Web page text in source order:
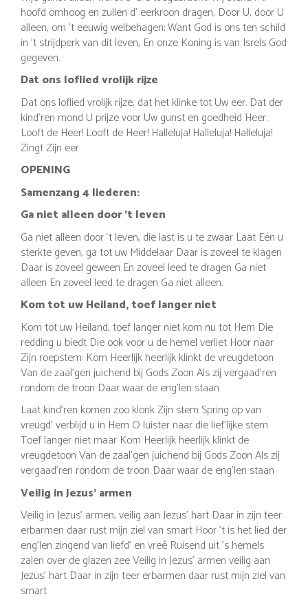
hoofd omhoog en zullen d' eerkroon dragen, Door U, door U
alleen, om 't eeuwig welbehagen; Want God is ons ten schild
in 't strijdperk van dit leven, En onze Koning is van Isrels God
gegeven.
Dat ons loflied vrolijk rijze
Dat ons loflied vrolijk rijze, dat het klinke tot Uw eer. Dat der
kind'ren mond U prijze voor Uw gunst en goedheid Heer.
Looft de Heer! Looft de Heer! Halleluja! Halleluja! Halleluja!
Zingt Zijn eer
OPENING
Samenzang 4 liederen:
Ga niet alleen door ’t leven
Ga niet alleen door ‘t leven, die last is u te zwaar Laat Eén u
sterkte geven, ga tot uw Middelaar Daar is zoveel te klagen
Daar is zoveel geween En zoveel leed te dragen Ga niet
alleen En zoveel leed te dragen Ga niet alleen.
Kom tot uw Heiland, toef langer niet
Kom tot uw Heiland, toef langer niet kom nu tot Hem Die
redding u biedt Die ook voor u de hemel verliet Hoor naar
Zijn roepstem: Kom Heerlijk heerlijk klinkt de vreugdetoon
Van de zaal'gen juichend bij Gods Zoon Als zij vergaad'ren
rondom de troon Daar waar de eng'len staan
Laat kind'ren komen zoo klonk Zijn stem Spring op van
vreugd’ verblijd u in Hem O luister naar die lief'lijke stem
Toef langer niet maar Kom Heerlijk heerlijk klinkt de
vreugdetoon Van de zaal'gen juichend bij Gods Zoon Als zij
vergaad'ren rondom de troon Daar waar de eng'len staan
Veilig in Jezus' armen
Veilig in Jezus’ armen, veilig aan Jezus' hart Daar in zijn teer
erbarmen daar rust mijn ziel van smart Hoor 't is het lied der
eng'len zingend van liefd' en vreê Ruisend uit 's hemels
zalen over de glazen zee Veilig in Jezus' armen veilig aan
Jezus' hart Daar in zijn teer erbarmen daar rust mijn ziel van
smart